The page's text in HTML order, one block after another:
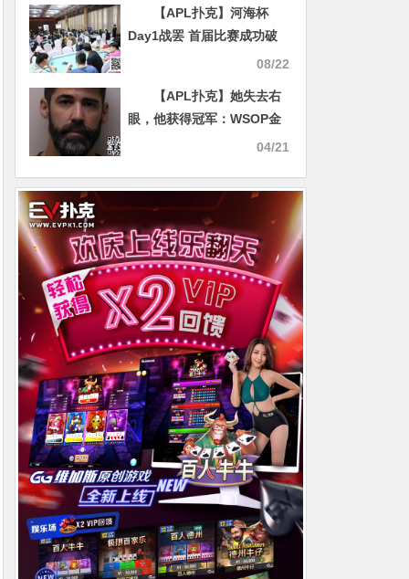
【APL扑克】河海杯
Day1战罢 首届比赛成功破
保 525人次总参赛 80人晋级
08/22
【APL扑克】她失去右
眼，他获得冠军：WSOP金
手链得主承认骇人家暴罪行
04/21